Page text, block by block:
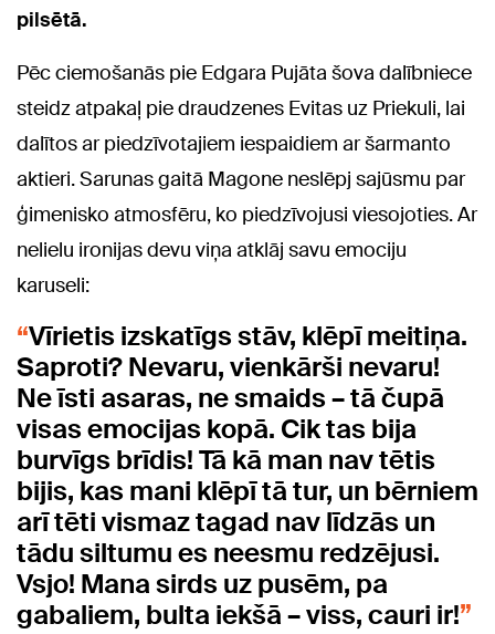
pilsētā.
Pēc ciemošanās pie Edgara Pujāta šova dalībniece
steidz atpakaļ pie draudzenes Evitas uz Priekuli, lai
dalītos ar piedzīvotajiem iespaidiem ar šarmanto
aktieri. Sarunas gaitā Magone neslēpj sajūsmu par
ģimenisko atmosfēru, ko piedzīvojusi viesojoties. Ar
nelielu ironijas devu viņa atklāj savu emociju
karuseli:
Vīrietis izskatīgs stāv, klēpī meitiņa.
Saproti? Nevaru, vienkārši nevaru!
Ne īsti asaras, ne smaids – tā čupā
visas emocijas kopā. Cik tas bija
burvīgs brīdis! Tā kā man nav tētis
bijis, kas mani klēpī tā tur, un bērniem
arī tēti vismaz tagad nav līdzās un
tādu siltumu es neesmu redzējusi.
Vsjo! Mana sirds uz pusēm, pa
gabaliem, bulta iekšā – viss, cauri ir!